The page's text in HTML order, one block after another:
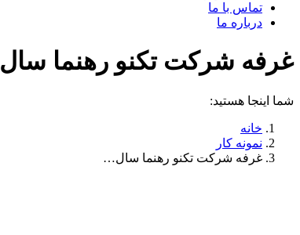
تماس با ما
درباره ما
غرفه شرکت تکنو رهنما سال 98
شما اینجا هستید:
خانه
نمونه کار
غرفه شرکت تکنو رهنما سال…